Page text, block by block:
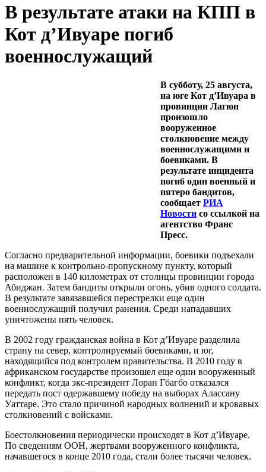
В результате атаки на КПП в
Кот д’Ивуаре погиб
военнослужащий
В субботу, 25 августа,
на юге Кот д’Ивуара в
провинции Лагюн
произошло
вооруженное
столкновение между
военнослужащими и
боевиками. В
результате инцидента
погиб один военный и
пятеро бандитов,
сообщает РИА
Новости со ссылкой на
агентство Франс
Пресс.
Согласно предварительной информации, боевики подъехали
на машине к контрольно-пропускному пункту, который
расположен в 140 километрах от столицы провинции города
Абиджан. Затем бандиты открыли огонь, убив одного солдата.
В результате завязавшейся перестрелки еще один
военнослужащий получил ранения. Среди нападавших
уничтожены пять человек.
В 2002 году гражданская война в Кот д’Ивуаре разделила
страну на север, контролируемый боевиками, и юг,
находящийся под контролем правительства. В 2010 году в
африканском государстве произошел еще один вооруженный
конфликт, когда экс-президент Лоран Гбагбо отказался
передать пост одержавшему победу на выборах Алассану
Уаттаре. Это стало причиной народных волнений и кровавых
столкновений с войсками.
Боестолкновения периодически происходят в Кот д’Ивуаре.
По сведениям ООН, жертвами вооруженного конфликта,
начавшегося в конце 2010 года, стали более тысячи человек.